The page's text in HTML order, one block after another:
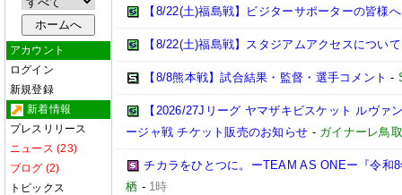
アカウント
ログイン
新規登録
新着情報
プレスリリース
ニュース (23)
ブログ (2)
トピックス
【8/22(土)福島戦】ビジターサポーターの皆様へ
【8/22(土)福島戦】スタジアムアクセスについて
【8/8熊本戦】試合結果・監督・選手コメント -
【2026/27Jリーグ ヤマザキビスケット ルヴ
ージャ戦 チケット販売のお知らせ - ガイナーレ鳥取
チカラをひとつに。ーTEAM AS ONEー『令和
栖 - 1時